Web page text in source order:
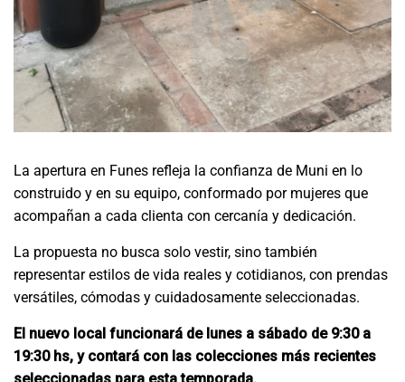
La apertura en Funes refleja la confianza de Muni en lo
construido y en su equipo, conformado por mujeres que
acompañan a cada clienta con cercanía y dedicación.
La propuesta no busca solo vestir, sino también
representar estilos de vida reales y cotidianos, con prendas
versátiles, cómodas y cuidadosamente seleccionadas.
El nuevo local funcionará de lunes a sábado de 9:30 a
19:30 hs, y contará con las colecciones más recientes
seleccionadas para esta temporada.